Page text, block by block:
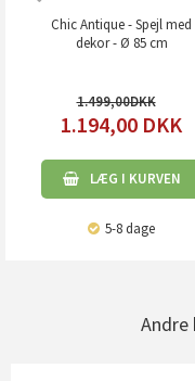
Chic Antique - Spejl med
dekor - Ø 85 cm
1.499,00
1.194,00 DKK
LÆG I KURVEN
5-8 dage
Andre